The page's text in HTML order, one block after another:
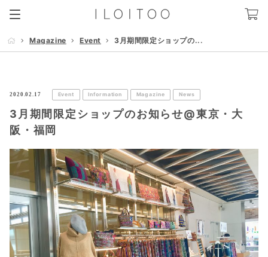
Magazine Event 3月期間限定ショップの...
2020.02.17 Event Information Magazine News
3月期間限定ショップのお知らせ@東京・大
阪・福岡